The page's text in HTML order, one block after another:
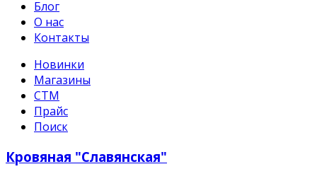
Блог
О нас
Контакты
Новинки
Магазины
СТМ
Прайс
Поиск
Кровяная "Славянская"